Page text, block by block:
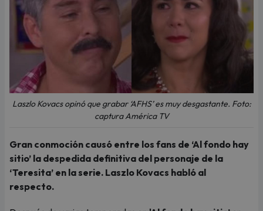
Laszlo Kovacs opinó que grabar ‘AFHS’ es muy desgastante. Foto:
captura América TV
Gran conmoción causó entre los fans de ‘Al fondo hay
sitio’ la despedida definitiva del personaje de la
‘Teresita’ en la serie. Laszlo Kovacs habló al
respecto.